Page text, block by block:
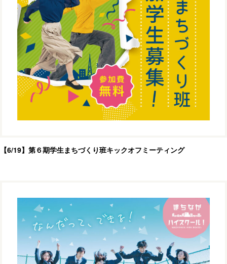
【6/19】第６期学生まちづくり班キックオフミーティング